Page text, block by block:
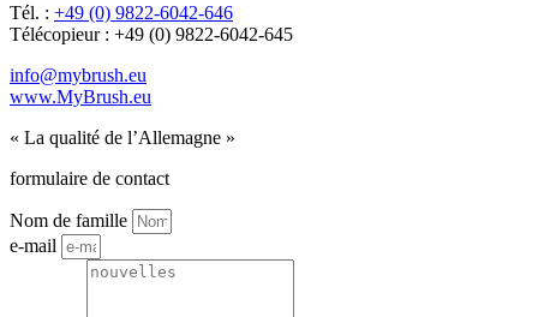
Tél. : +49 (0) 9822-6042-646
Télécopieur : +49 (0) 9822-6042-645
info@mybrush.eu
www.MyBrush.eu
« La qualité de l’Allemagne »
formulaire de contact
Nom de famille
e-mail